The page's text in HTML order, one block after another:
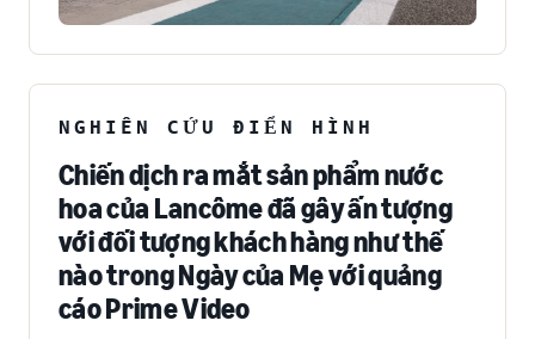
NGHIÊN CỨU ĐIỂN HÌNH
Chiến dịch ra mắt sản phẩm nước
hoa của Lancôme đã gây ấn tượng
với đối tượng khách hàng như thế
nào trong Ngày của Mẹ với quảng
cáo Prime Video